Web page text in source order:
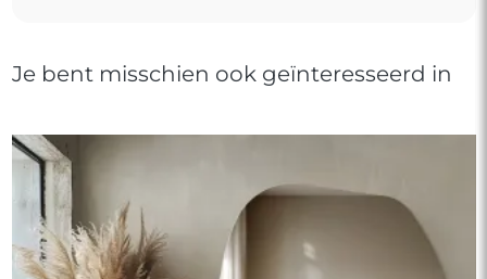
Je bent misschien ook geïnteresseerd in